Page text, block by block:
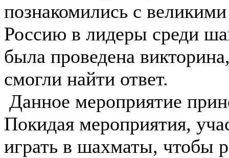
познакомились с
Россию в лидеры среди
была проведена
смогли найти ответ.
Данное мероприятие
Покидая мероприятия,
играть в шахматы, чтобы